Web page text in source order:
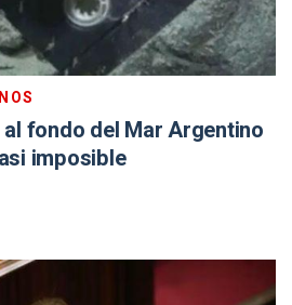
fondo del Mar Argentino
imposible